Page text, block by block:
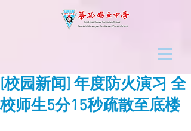
[校园新闻] 年度防火演习 全
校师生5分15秒疏散至底楼